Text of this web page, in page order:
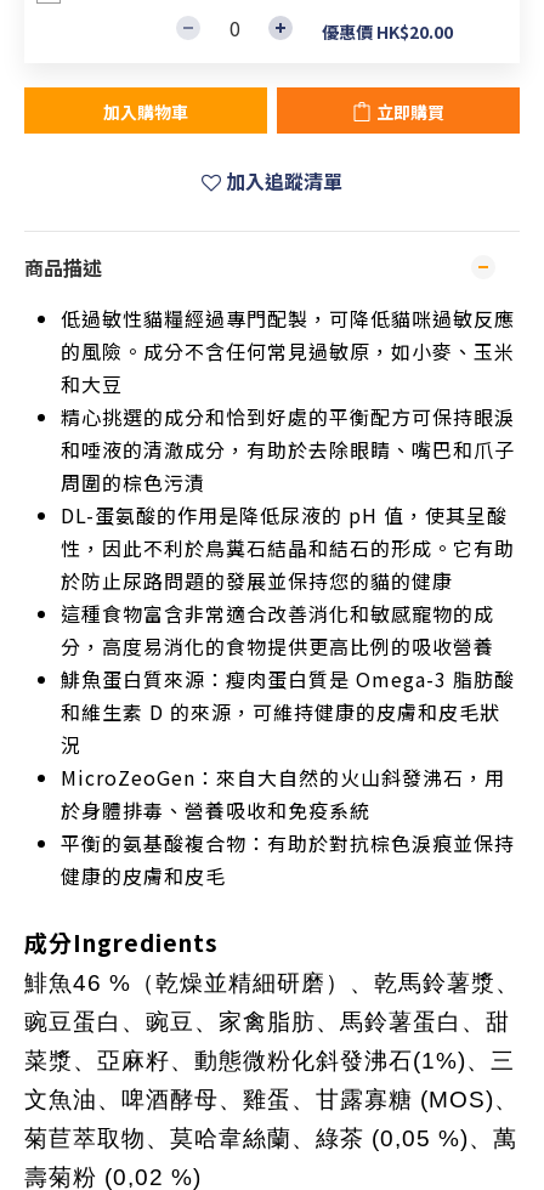
優惠價 HK$20.00
加入購物車 立即購買
加入追蹤清單
商品描述
低過敏性貓糧經過專門配製，可降低貓咪過敏反應
的風險。成分不含任何常見過敏原，如小麥、玉米
和大豆
精心挑選的成分和恰到好處的平衡配方可保持眼淚
和唾液的清澈成分，有助於去除眼睛、嘴巴和爪子
周圍的棕色污漬
DL-蛋氨酸的作用是降低尿液的 pH 值，使其呈酸
性，因此不利於鳥糞石結晶和結石的形成。它有助
於防止尿路問題的發展並保持您的貓的健康
這種食物富含非常適合改善消化和敏感寵物的成
分，高度易消化的食物提供更高比例的吸收營養
鯡魚蛋白質來源：瘦肉蛋白質是 Omega-3 脂肪酸
和維生素 D 的來源，可維持健康的皮膚和皮毛狀
況
MicroZeoGen：來自大自然的火山斜發沸石，用
於身體排毒、營養吸收和免疫系統
平衡的氨基酸複合物：有助於對抗棕色淚痕並保持
健康的皮膚和皮毛
成分Ingredients
鯡魚46 %（乾燥並精細研磨）、乾馬鈴薯漿、
豌豆蛋白、豌豆、家禽脂肪、馬鈴薯蛋白、甜
菜漿、亞麻籽、動態微粉化斜發沸石(1%)、三
文魚油、啤酒酵母、雞蛋、甘露寡糖 (MOS)、
菊苣萃取物、莫哈韋絲蘭、綠茶 (0,05 %)、萬
壽菊粉 (0,02 %)